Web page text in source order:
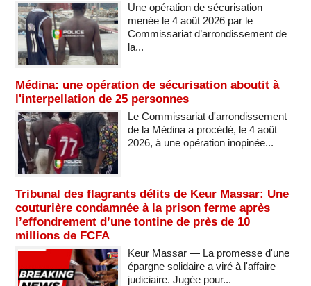
Une opération de sécurisation
menée le 4 août 2026 par le
Commissariat d’arrondissement de
la...
Médina: une opération de sécurisation aboutit à
l'interpellation de 25 personnes
Le Commissariat d'arrondissement
de la Médina a procédé, le 4 août
2026, à une opération inopinée...
Tribunal des flagrants délits de Keur Massar: Une
couturière condamnée à la prison ferme après
l’effondrement d’une tontine de près de 10
millions de FCFA
Keur Massar — La promesse d'une
épargne solidaire a viré à l'affaire
judiciaire. Jugée pour...